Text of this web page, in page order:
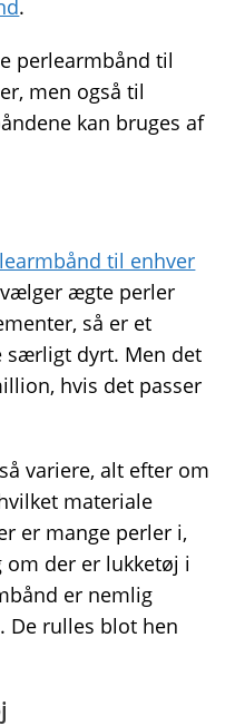
.
perlearmbånd til
men også til
kan bruges af
til enhver
ægte perler
så er et
særligt dyrt. Men det
hvis det passer
variere, alt efter om
materiale
er mange perler i,
om der er lukketøj i
er nemlig
De rulles blot hen